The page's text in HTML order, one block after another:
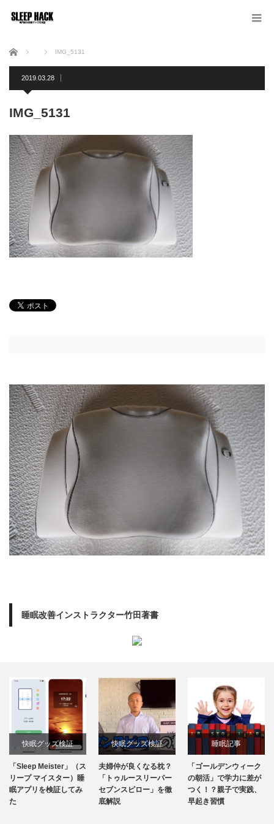
ホーム IMG_5131
2019.03.28
IMG_5131
睡眠改善インストラクター竹田著書
快眠グッズ検証
「Sleep Meister」（ス
リープ マイスター）睡
眠アプリを検証してみ
た
快眠グッズ検証
夫婦仲が良くなる枕？
「トゥルースリーパー
セブンスピロー」を徹
底解説
睡眠記事
「ゴールデンウィーク
の朝活」で学力に差が
つく！？親子で実践、
早起き習慣